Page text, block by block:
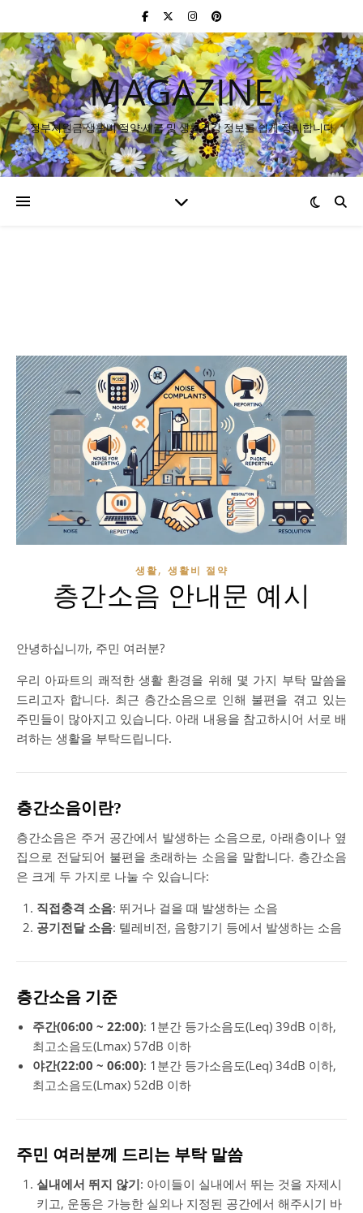
MAGAZINE
정부지원금·생활비 절약·세금 및 생활건강 정보를 쉽게 정리합니다
생활, 생활비 절약
층간소음 안내문 예시
안녕하십니까, 주민 여러분?
우리 아파트의 쾌적한 생활 환경을 위해 몇 가지 부탁 말씀을
드리고자 합니다. 최근 층간소음으로 인해 불편을 겪고 있는
주민들이 많아지고 있습니다. 아래 내용을 참고하시어 서로 배
려하는 생활을 부탁드립니다.
층간소음이란?
층간소음은 주거 공간에서 발생하는 소음으로, 아래층이나 옆
집으로 전달되어 불편을 초래하는 소음을 말합니다. 층간소음
은 크게 두 가지로 나눌 수 있습니다:
직접충격 소음: 뛰거나 걸을 때 발생하는 소음
공기전달 소음: 텔레비전, 음향기기 등에서 발생하는 소음
층간소음 기준
주간(06:00 ~ 22:00): 1분간 등가소음도(Leq) 39dB 이하,
최고소음도(Lmax) 57dB 이하
야간(22:00 ~ 06:00): 1분간 등가소음도(Leq) 34dB 이하,
최고소음도(Lmax) 52dB 이하
주민 여러분께 드리는 부탁 말씀
실내에서 뛰지 않기: 아이들이 실내에서 뛰는 것을 자제시
키고, 운동은 가능한 실외나 지정된 공간에서 해주시기 바